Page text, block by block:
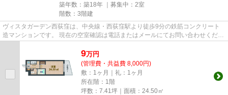
築年数：築18年 ｜募集中： 2室
階数：3階建
ヴィスタガーデン西荻窪は、中央線・西荻窪駅より徒歩9分の鉄筋コンクリート
造マンションです。 現在の空室確認は電話またはメールにてお問い合わせくださ
9万円
(管理費・共益費 8,000円)
敷：1ヶ月｜礼：1ヶ月
所在階：1階
坪数：7.41坪｜面積：24.50㎡